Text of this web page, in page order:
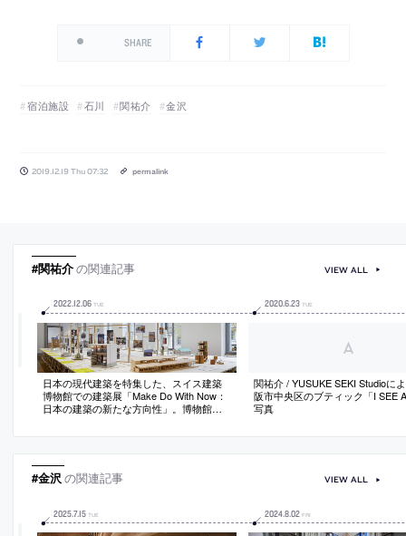
SHARE
宿泊施設 石川 関祐介 金沢
2019.12.19 Thu 07:32 permalink
#関祐介の関連記事
2022.12.06 TUE
日本の現代建築を特集した、スイス建築
博物館での建築展「Make Do With Now：
日本の建築の新たな方向性」。博物館所
参加。日本建築の特徴として海外で認知
に‘やりくり’する”建築的アプローチに注
目。会場構成は関祐介が担当
2020.6.23 TUE
関祐介 / YUSUKE SEKI Studioに
阪市中央区のブティック「I SEE
写真
VIEW ALL
#金沢の関連記事
2025.7.15 TUE 2024.8.02 FRI
VIEW ALL